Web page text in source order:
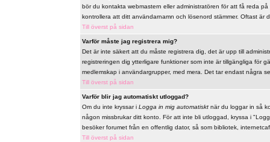
bör du kontakta webmastern eller administratören för att få reda
kontrollera att ditt användarnamn och lösenord stämmer. Oftast är
Till överst på sidan
Varför måste jag registrera mig?
Det är inte säkert att du måste registrera dig, det är upp till
registreringen dig ytterligare funktioner som inte är tillgängliga för
medlemskap i användargrupper, med mera. Det tar endast några
Till överst på sidan
Varför blir jag automatiskt utloggad?
Om du inte kryssar i Logga in mig automatisktnär du loggar in så
någon missbrukar ditt konto. För att inte bli utloggad, kryssa i
besöker forumet från en offentlig dator, så som bibliotek,
Till överst på sidan